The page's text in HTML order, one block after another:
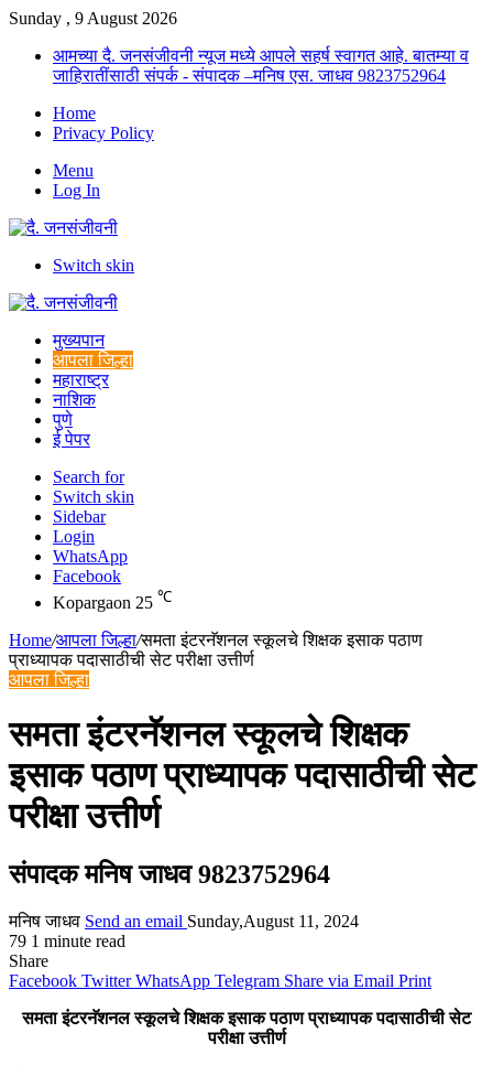
Sunday , 9 August 2026
आमच्या दै. जनसंजीवनी न्यूज मध्ये आपले सहर्ष स्वागत आहे. बातम्या व
जाहिरातींसाठी संपर्क - संपादक –मनिष एस. जाधव 9823752964
Home
Privacy Policy
Menu
Log In
Switch skin
मुख्यपान
आपला जिल्हा
महाराष्ट्र
नाशिक
पुणे
ई पेपर
Search for
Switch skin
Sidebar
Login
WhatsApp
Facebook
Kopargaon 25 ℃
Home/आपला जिल्हा/समता इंटरनॅशनल स्कूलचे शिक्षक इसाक पठाण
प्राध्यापक पदासाठीची सेट परीक्षा उत्तीर्ण
आपला जिल्हा
समता इंटरनॅशनल स्कूलचे शिक्षक
इसाक पठाण प्राध्यापक पदासाठीची सेट
परीक्षा उत्तीर्ण
संपादक मनिष जाधव 9823752964
मनिष जाधव Send an email Sunday,August 11, 2024
79 1 minute read
Share
Facebook Twitter WhatsApp Telegram Share via Email Print
समता इंटरनॅशनल स्कूलचे शिक्षक इसाक पठाण प्राध्यापक पदासाठीची सेट
परीक्षा उत्तीर्ण